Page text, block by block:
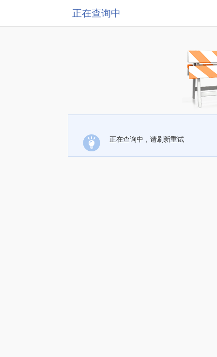
正在查询中
正在查询中，请刷新重试